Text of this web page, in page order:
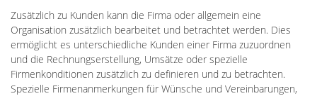
Zusätzlich zu Kunden kann die Firma oder allgemein eine
Organisation zusätzlich bearbeitet und betrachtet werden. Dies
ermöglicht es unterschiedliche Kunden einer Firma zuzuordnen
und die Rechnungserstellung, Umsätze oder spezielle
Firmenkonditionen zusätzlich zu definieren und zu betrachten.
Spezielle Firmenanmerkungen für Wünsche und Vereinbarungen,